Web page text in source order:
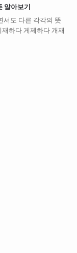
알아보기
서도 다른 각각의 뜻
하다 게제하다 개재